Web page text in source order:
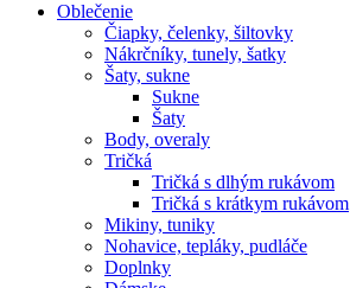
Oblečenie
Čiapky, čelenky, šiltovky
Nákrčníky, tunely, šatky
Šaty, sukne
Sukne
Šaty
Body, overaly
Tričká
Tričká s dlhým rukávom
Tričká s krátkym rukávom
Mikiny, tuniky
Nohavice, tepláky, pudláče
Doplnky